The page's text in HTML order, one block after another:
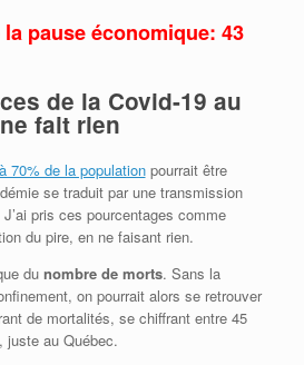
la pause économique: 43
de la Covid-19 au
fait rien
70% de la populationpourrait être
se traduit par une transmission
pris ces pourcentages comme
du pire, en ne faisant rien.
du nombre de morts. Sans la
on pourrait alors se retrouver
de mortalités, se chiffrant entre 45
juste au Québec.